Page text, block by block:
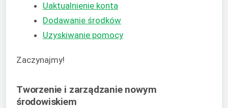
Uaktualnienie konta
Dodawanie środków
Uzyskiwanie pomocy
Zaczynajmy!
Tworzenie i zarządzanie nowym
środowiskiem